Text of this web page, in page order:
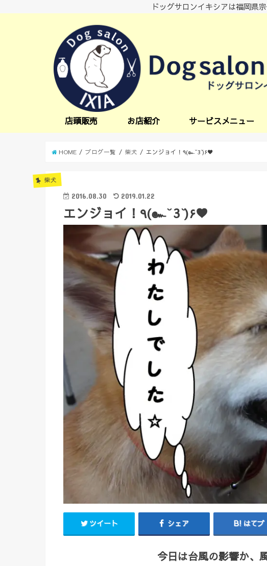
ドッグサロンイキシアは福岡県
店頭販売 お店紹介 サービスメニュー
HOME ブログ一覧 柴犬 エンジョイ！٩(๛ ̆ 3 ̆)۶♥
柴犬
2016.08.30 2019.01.22
エンジョイ！٩(๛ ̆ 3 ̆)۶♥
ツイート シェア はてブ
今日は台風の影響か、